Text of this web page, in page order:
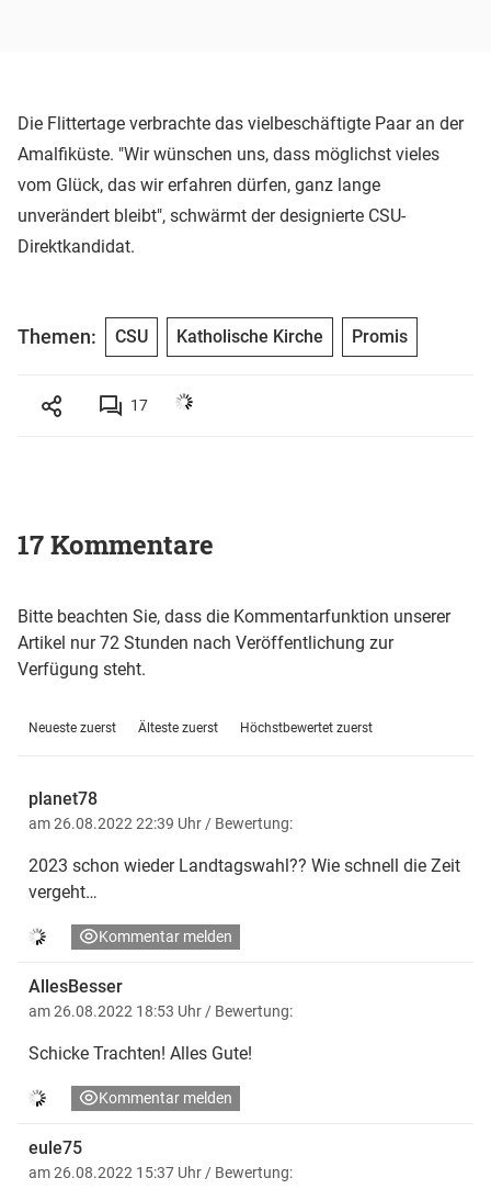
Die Flittertage verbrachte das vielbeschäftigte Paar an der
Amalfiküste. "Wir wünschen uns, dass möglichst vieles
vom Glück, das wir erfahren dürfen, ganz lange
unverändert bleibt", schwärmt der designierte CSU-
Direktkandidat.
Themen: CSU Katholische Kirche Promis
17
17 Kommentare
Bitte beachten Sie, dass die Kommentarfunktion unserer
Artikel nur 72 Stunden nach Veröffentlichung zur
Verfügung steht.
Neueste zuerst Älteste zuerst Höchstbewertet zuerst
planet78
am 26.08.2022 22:39 Uhr / Bewertung:
2023 schon wieder Landtagswahl?? Wie schnell die Zeit
vergeht…
Kommentar melden
AllesBesser
am 26.08.2022 18:53 Uhr / Bewertung:
Schicke Trachten! Alles Gute!
Kommentar melden
eule75
am 26.08.2022 15:37 Uhr / Bewertung: